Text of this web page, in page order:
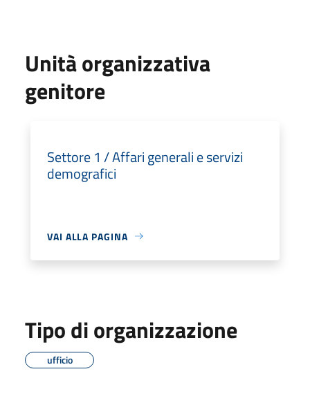
Unità organizzativa
genitore
Settore 1 / Affari generali e servizi
demografici
VAI ALLA PAGINA
Tipo di organizzazione
ufficio